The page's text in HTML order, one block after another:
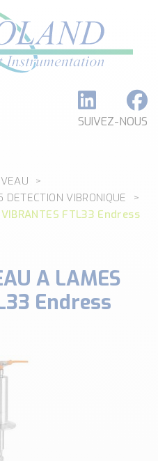
SUIVEZ-NOUS
DE DONNEES
…
DETECTION VIBRONIQUE
VIBRANTES FTL33 Endress
A LAMES
Endress